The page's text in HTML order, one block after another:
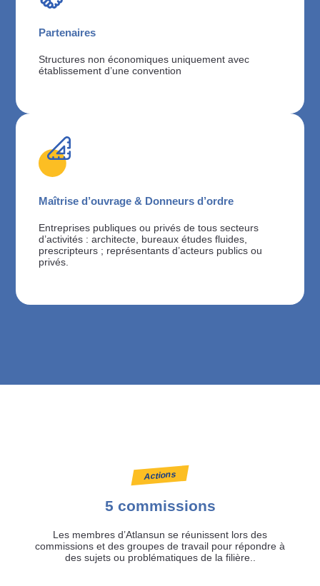
Partenaires
Structures non économiques uniquement avec
établissement d’une convention
Maîtrise d’ouvrage & Donneurs d’ordre
Entreprises publiques ou privés de tous secteurs
d’activités : architecte, bureaux études fluides,
prescripteurs ; représentants d’acteurs publics ou
privés.
Actions
5 commissions
Les membres d’Atlansun se réunissent lors des
commissions et des groupes de travail pour répondre à
des sujets ou problématiques de la filière..